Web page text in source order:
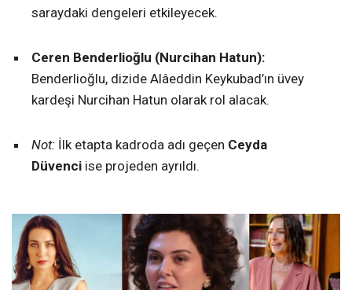
saraydaki dengeleri etkileyecek.
Ceren Benderlioğlu (Nurcihan Hatun):
Benderlioğlu, dizide Alâeddin Keykubad’ın üvey
kardeşi Nurcihan Hatun olarak rol alacak.
Not: İlk etapta kadroda adı geçen Ceyda
Düvenci ise projeden ayrıldı.